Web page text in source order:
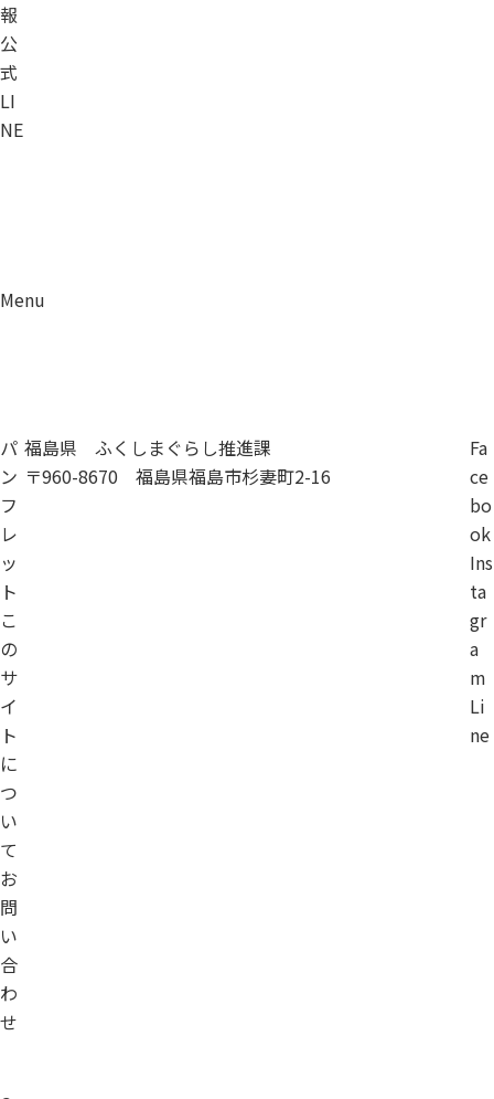
報
公
式
LI
NE
Menu
パ
ン
フ
レ
ッ
ト
こ
の
サ
イ
ト
に
つ
い
て
お
問
い
合
わ
せ
福島県 ふくしまぐらし推進課
〒960-8670 福島県福島市杉妻町2-16
Fa
ce
bo
ok
Ins
ta
gr
a
m
Li
ne